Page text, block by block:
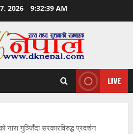
2026 9:32:40 AM
LIVE
नारा गुञ्जिँदा सरकारविरुद्ध प्रदर्शन